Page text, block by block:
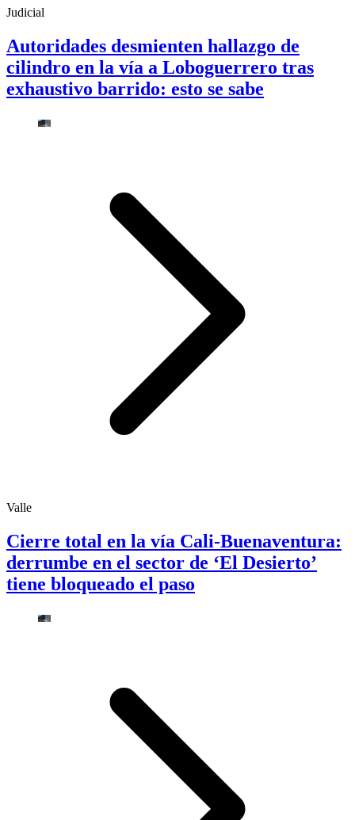
Judicial
Autoridades desmienten hallazgo de
cilindro en la vía a Loboguerrero tras
exhaustivo barrido: esto se sabe
Valle
Cierre total en la vía Cali-Buenaventura:
derrumbe en el sector de ‘El Desierto’
tiene bloqueado el paso